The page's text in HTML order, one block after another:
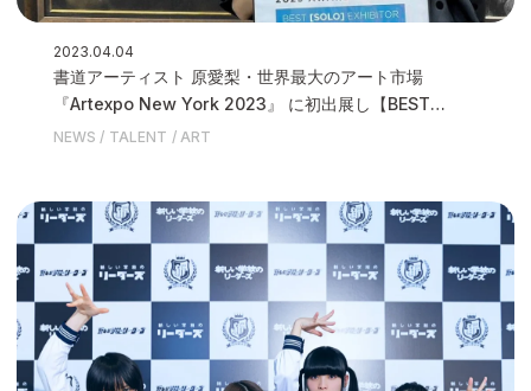
2023.04.04
書道アーティスト 原愛梨・世界最大のアート市場
『Artexpo New York 2023』 に初出展し【BEST
SORO exhibitor】を受賞いたしました
NEWS TALENT ART